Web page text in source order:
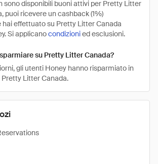
sono disponibili buoni attivi per Pretty Litter
puoi ricevere un cashback (1%)
hai effettuato su Pretty Litter Canada
Si applicanocondizionied esclusioni.
su Pretty Litter Canada?
gli utenti Honey hanno risparmiato in
Pretty Litter Canada.